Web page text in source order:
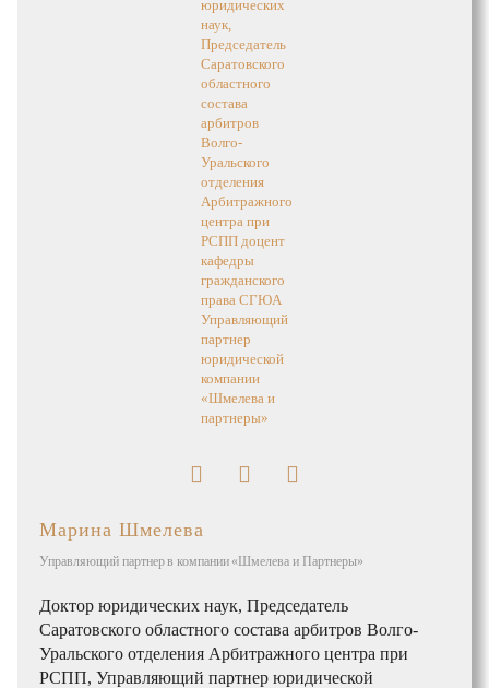
Марина Шмелева
Управляющий партнерв компании «Шмелева и Партнеры»
Доктор юридических наук, Председатель
Саратовского областного состава арбитров Волго-
Уральского отделения Арбитражного центра при
РСПП, Управляющий партнер юридической